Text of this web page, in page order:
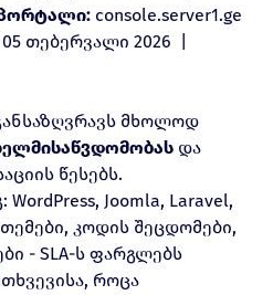
console.server1.ge
05 თებერვალი 2026 |
მხოლოდ
და
წესებს.
WordPress, Joomla, Laravel,
კოდის შეცდომები,
- SLA-ს ფარგლებს
როცა